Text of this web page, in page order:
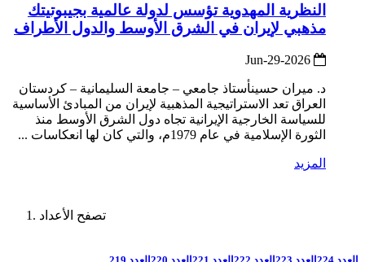
النظرية المهدوية تؤسس لدولة عالمية بجيبوتيتك
مذهبي لإيران في الشرق الأوسط والدول الأطراف
د. ميران حسينأستاذ جامعي – جامعة السليمانية – كردستان
العراق تعد الاستراتيجية المذهبية لإيران من المبادئ الأساسية
للسياسة الخارجية الإيرانية تجاه دول الشرق الأوسط منذ
الثورة الإسلامية في عام 1979م، والتي كان لها انعكاسات ...
المزيد
تصفح الأعداد